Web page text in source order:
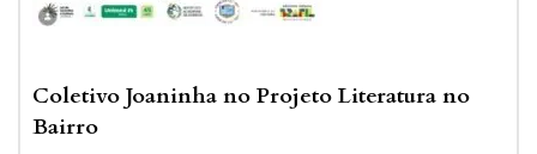
Coletivo Joaninha no Projeto Literatura no
Bairro